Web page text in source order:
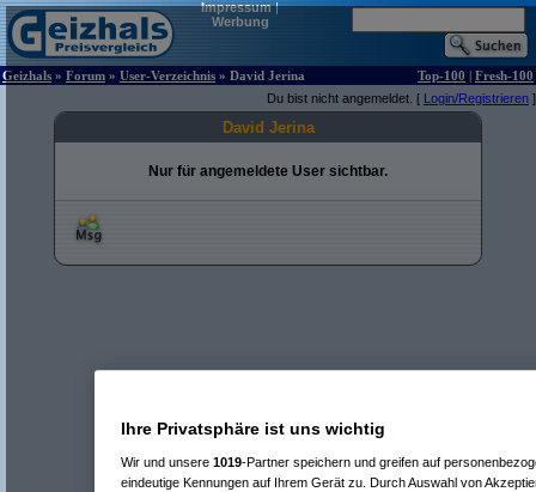
Impressum|
Werbung
Geizhals » Forum » User-Verzeichnis » David Jerina Top-100 | Fresh-100
Du bist nicht angemeldet. [ Login/Registrieren ]
David Jerina
Nur für angemeldete User sichtbar.
Ihre Privatsphäre ist uns wichtig
Wir und unsere 1019-Partner speichern und greifen auf
eindeutige Kennungen auf Ihrem Gerät zu. Durch Auswahl von